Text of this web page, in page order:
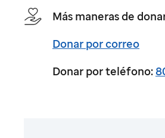
Más maneras de
Donar por correo
Donar por teléfono: